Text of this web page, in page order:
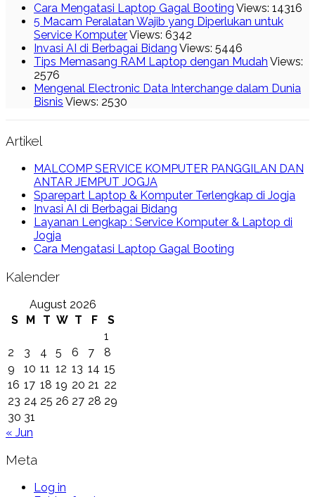
Cara Mengatasi Laptop Gagal Booting Views: 14316
5 Macam Peralatan Wajib yang Diperlukan untuk
Service KomputerViews: 6342
Invasi AI di Berbagai Bidang Views: 5446
Tips Memasang RAM Laptop dengan Mudah Views:
2576
Mengenal Electronic Data Interchange dalam Dunia
Bisnis Views: 2530
Artikel
MALCOMP SERVICE KOMPUTER PANGGILAN DAN
ANTAR JEMPUT JOGJA
Sparepart Laptop & Komputer Terlengkap di Jogja
Invasi AI di Berbagai Bidang
Layanan Lengkap : Service Komputer & Laptop di
Jogja
Cara Mengatasi Laptop Gagal Booting
Kalender
August 2026
S
M T W T F
S
1
2
3 4 5 6 7
8
9
10 11 12 13 14 15
16 17 18 19 20 21 22
23 24 25 26 27 28 29
30 31
« Jun
Meta
Log in